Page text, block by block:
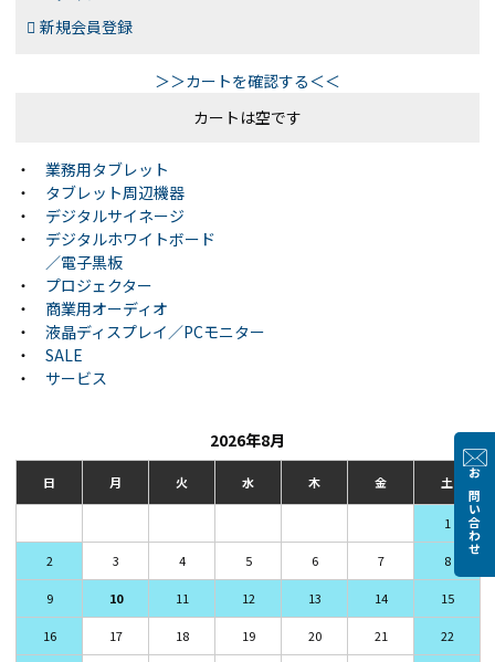
お問い合わせ
新規会員登録
＞＞カートを確認する＜＜
カートは空です
・
業務用タブレット
・
タブレット周辺機器
・
デジタルサイネージ
・
デジタルホワイトボード
／電子黒板
・
プロジェクター
・
商業用オーディオ
・
液晶ディスプレイ／PCモニター
・
SALE
・
サービス
2026年8月
日 月 火 水 木 金 土
1
2 3 4 5 6 7 8
9 10 11 12 13 14 15
16 17 18 19 20 21 22